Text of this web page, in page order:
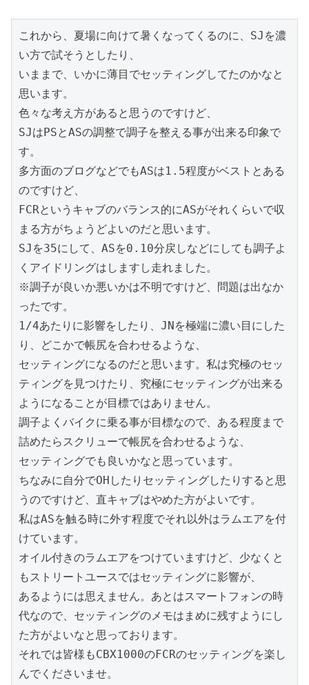
これから、夏場に向けて暑くなってくるのに、SJを濃
い方で試そうとしたり、
いままで、いかに薄目でセッティングしてたのかなと
思います。
色々な考え方があると思うのですけど、
SJはPSとASの調整で調子を整える事が出来る印象で
す。
多方面のブログなどでもASは1.5程度がベストとある
のですけど、
FCRというキャブのバランス的にASがそれくらいで収
まる方がちょうどよいのだと思います。
SJを35にして、ASを0.10分戻しなどにしても調子よ
くアイドリングはしますし走れました。
※調子が良いか悪いかは不明ですけど、問題は出なか
ったです。
1/4あたりに影響をしたり、JNを極端に濃い目にした
り、どこかで帳尻を合わせるような、
セッティングになるのだと思います。私は究極のセッ
ティングを見つけたり、究極にセッティングが出来る
ようになることが目標ではありません。
調子よくバイクに乗る事が目標なので、ある程度まで
詰めたらスクリューで帳尻を合わせるような、
セッティングでも良いかなと思っています。
ちなみに自分でOHしたりセッティングしたりすると思
うのですけど、直キャブはやめた方がよいです。
私はASを触る時に外す程度でそれ以外はラムエアを付
けています。
オイル付きのラムエアをつけていますけど、少なくと
もストリートユースではセッティングに影響が、
あるようには思えません。あとはスマートフォンの時
代なので、セッティングのメモはまめに残すようにし
た方がよいなと思っております。
それでは皆様もCBX1000のFCRのセッティングを楽し
んでくださいませ。